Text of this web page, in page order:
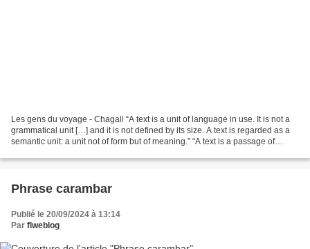
Les gens du voyage - Chagall “A text is a unit of language in use. It is not a
grammatical unit […] and it is not defined by its size. A text is regarded as a
semantic unit: a unit not of form but of meaning.” “A text is a passage of
Phrase carambar
Publié le 20/09/2024 à 13:14
Par flweblog